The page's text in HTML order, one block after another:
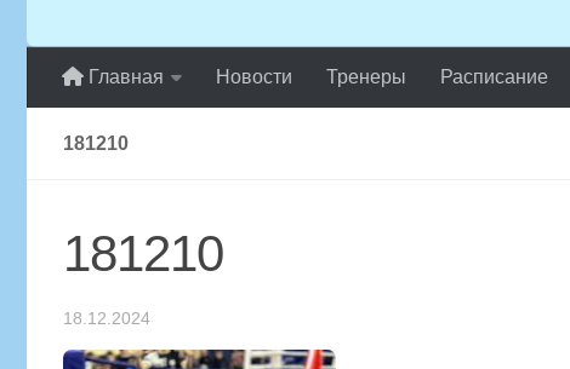
Главная Новости Тренеры Расписание
181210
181210
18.12.2024